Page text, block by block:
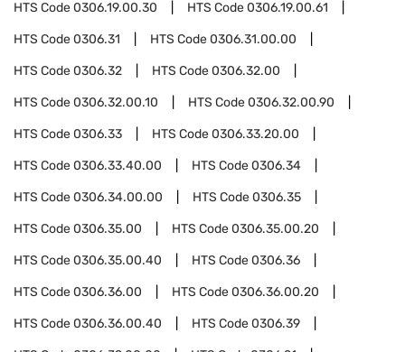
HTS Code0306.19.00.30 HTS Code0306.19.00.61
HTS Code0306.31 HTS Code0306.31.00.00
HTS Code0306.32 HTS Code0306.32.00
HTS Code0306.32.00.10 HTS Code0306.32.00.90
HTS Code0306.33 HTS Code0306.33.20.00
HTS Code0306.33.40.00 HTS Code0306.34
HTS Code0306.34.00.00 HTS Code0306.35
HTS Code0306.35.00 HTS Code0306.35.00.20
HTS Code0306.35.00.40 HTS Code0306.36
HTS Code0306.36.00 HTS Code0306.36.00.20
HTS Code0306.36.00.40 HTS Code0306.39